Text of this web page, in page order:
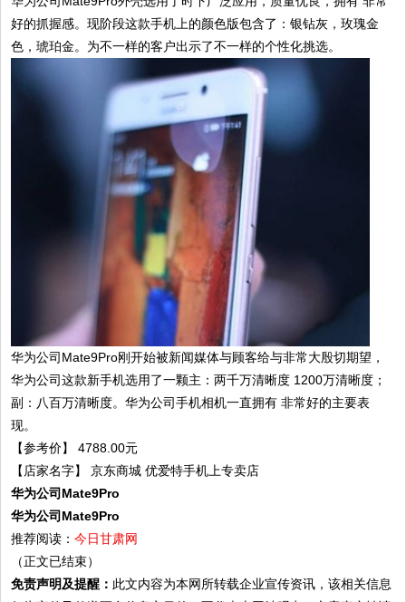
好的抓握感。现阶段这款手机上的颜色版包含了：银钻灰，玫瑰金
色，琥珀金。为不一样的客户出示了不一样的个性化挑选。
华为公司Mate9Pro刚开始被新闻媒体与顾客给与非常大殷切期望，
华为公司这款新手机选用了一颗主：两千万清晰度 1200万清晰度；
副：八百万清晰度。华为公司手机相机一直拥有 非常好的主要表
现。
【参考价】 4788.00元
【店家名字】 京东商城 优爱特手机上专卖店
华为公司Mate9Pro
华为公司Mate9Pro
推荐阅读：今日甘肃网
（正文已结束）
免责声明及提醒： 此文内容为本网所转载企业宣传资讯，该相关信息